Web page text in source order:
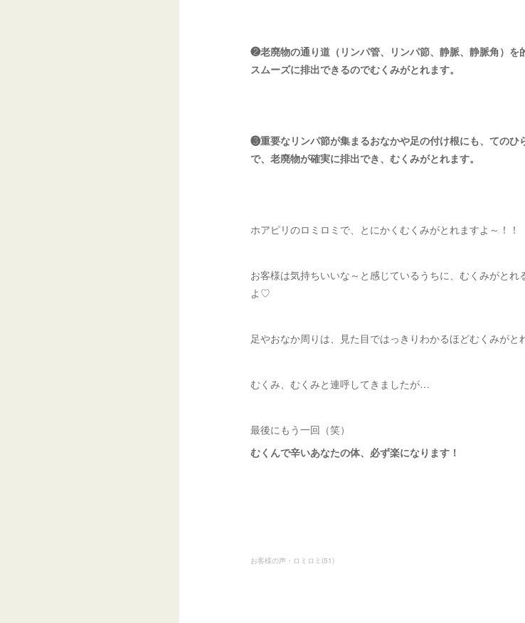
❷老廃物の通り道（リンパ管、リンパ節、静脈、静脈角）を
スムーズに排出できるのでむくみがとれます。
❸重要なリンパ節が集まるおなかや足の付け根にも、てのひ
で、老廃物が確実に排出でき、むくみがとれます。
ホアピリのロミロミで、とにかくむくみがとれますよ～！！
お客様は気持ちいいな～と感じているうちに、むくみがと
よ♡
足やおなか周りは、見た目ではっきりわかるほどむくみがと
むくみ、むくみと連呼してきましたが…
最後にもう一回（笑）
むくんで辛いあなたの体、必ず楽になります！
お客様の声・ロミロミ (51)